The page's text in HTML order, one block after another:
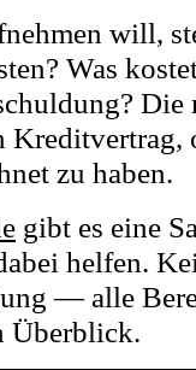
will,
Was
Die
Kreditvertrag,
zu haben.
gibt es eine
helfen.
— alle
Überblick.